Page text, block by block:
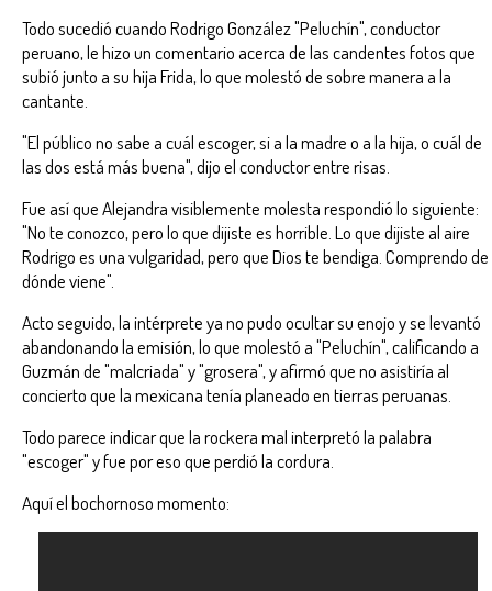
Todo sucedió cuando Rodrigo González "Peluchín", conductor
peruano, le hizo un comentario acerca de las candentes fotos que
subió junto a su hija Frida, lo que molestó de sobre manera a la
cantante.
"El público no sabe a cuál escoger, si a la madre o a la hija, o cuál de
las dos está más buena", dijo el conductor entre risas.
Fue así que Alejandra visiblemente molesta respondió lo siguiente:
"No te conozco, pero lo que dijiste es horrible. Lo que dijiste al aire
Rodrigo es una vulgaridad, pero que Dios te bendiga. Comprendo de
dónde viene".
Acto seguido, la intérprete ya no pudo ocultar su enojo y se levantó
abandonando la emisión, lo que molestó a "Peluchín", calificando a
Guzmán de "malcriada" y "grosera", y afirmó que no asistiría al
concierto que la mexicana tenía planeado en tierras peruanas.
Todo parece indicar que la rockera mal interpretó la palabra
"escoger" y fue por eso que perdió la cordura.
Aquí el bochornoso momento: